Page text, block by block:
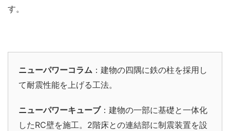
す。
ニューパワーコラム ：建物の四隅に鉄の柱を採用し
て耐震性能を上げる工法。
ニューパワーキューブ：建物の一部に基礎と一体化
したRC壁を施工。2階床との連結部に制震装置を設